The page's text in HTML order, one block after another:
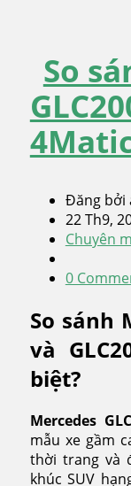
navigation
contentSo
Đăng bởi
22 Th9,
Chuyên
0
So sánh
và
biệt?
Mercedes
mẫu xe gầm
thời trang và
khúc SUV